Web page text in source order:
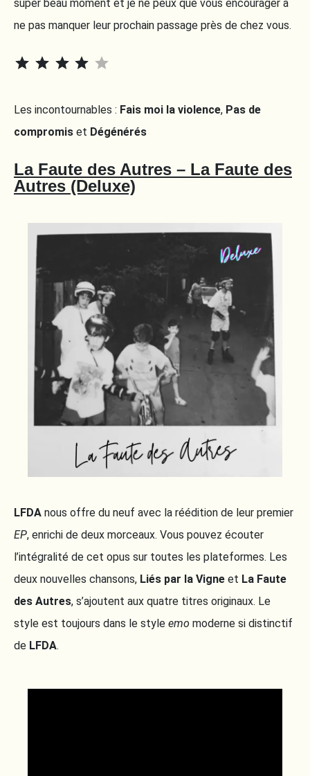
super beau moment et je ne peux que vous encourager à
ne pas manquer leur prochain passage près de chez vous.
⭐ ⭐
Les incontournables : Fais moi la violence, Pas de
compromis et Dégénérés
La Faute des Autres – La Faute des
Autres (Deluxe)
LFDA nous offre du neuf avec la réédition de leur premier
EP, enrichi de deux morceaux. Vous pouvez écouter
l’intégralité de cet opus sur toutes les plateformes. Les
deux nouvelles chansons, Liés par la Vigne et La Faute
des Autres, s’ajoutent aux quatre titres originaux. Le
style est toujours dans le style emo moderne si distinctif
de LFDA.